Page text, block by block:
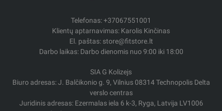
Telefonas: +37067551001
Klientų aptarnavimas: Karolis Kinčinas
El. paštas: store@fitstore.lt
Darbo laikas: Darbo dienomis nuo 9:00 iki 18:00
SIA G Kolizejs
Biuro adresas: J. Balčikonio g. 9, Vilnius 08314 Technopolis Delta
verslo centras
Juridinis adresas: Ezermalas iela 6 k-3, Ryga, Latvija LV1006